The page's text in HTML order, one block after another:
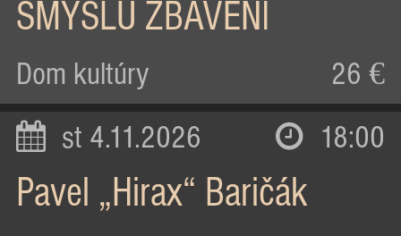
SMYSLŮ ZBAVENÍ
Dom kultúry 26 €
st 4.11.2026 18:00
Pavel „Hirax“ Baričák